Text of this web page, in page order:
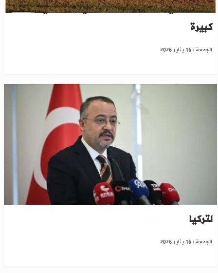
فساد "ب ي د" يكبد المزارعين في القامشلي خسائر
كبيرة
الجمعة : 16 يناير 2026
سفير أنقرة بدمشق: استقرار سوريا وأمنها أولوية
لتركيا
الجمعة : 16 يناير 2026